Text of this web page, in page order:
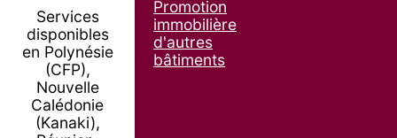
Services
disponibles
en Polynésie
(CFP),
Nouvelle
Calédonie
(Kanaki),
Promotion
immobilière
d'autres
bâtiments